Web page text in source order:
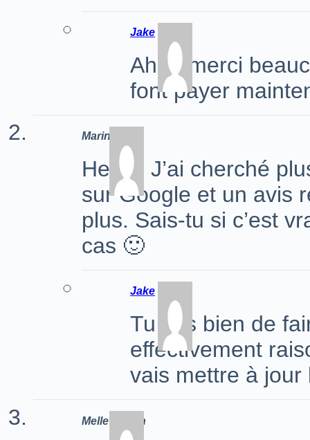
Jake
Ahhh merci
font payer
Marine
Hello ! J’ai cherché
sur Google et un avis
plus. Sais-tu si c’est
cas 🙂
Jake
Tu fais bien de
effectivement
vais mettre à jour
Melle Kosan